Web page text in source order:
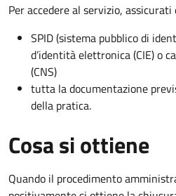
Per accedere al servizio, assicurati
SPID (sistema pubblico di
d’identità elettronica (CIE) o
(CNS)
tutta la documentazione
della pratica.
Cosa si ottiene
Quando il procedimento